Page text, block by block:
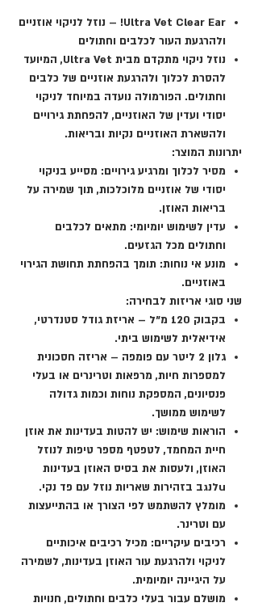
Ultra Vet Clear Ear! – נוזל לניקוי אוזניים
ולהרגעת העור לכלבים וחתולים
נוזל ניקוי מתקדם מבית Ultra Vet, המיועד
להסרת לכלוך ולהרגעת אוזניים של כלבים
וחתולים. הפורמולה נועדה במיוחד לניקוי
יסודי ועדין של האוזניים, להפחתת גירויים
ולהשארת האוזניים נקיות ובריאות.
יתרונות המוצר:
מסיר לכלוך ומרגיע גירויים: מסייע בניקוי
יסודי של אוזניים מלוכלכות, תוך שמירה על
בריאות האוזן.
עדין לשימוש יומיומי: מתאים לכלבים
וחתולים מכל הגזעים.
מונע אי נוחות: תומך בהפחתת תחושת הגירוי
באוזניים.
שני סוגי אריזות לבחירה:
בקבוק 120 מ"ל
– אריזת גודל סטנדרטי,
אידיאלית לשימוש ביתי.
גלון 2 ליטר עם פומפה
– אריזה חסכונית
למספרות חיות, מרפאות וטרינרים או בעלי
פנסיונים, המספקת נוחות וכמות גדולה
לשימוש ממושך.
הוראות שימוש: יש להטות בעדינות את אוזן
חיית המחמד, לטפטף מספר טיפות לנוזל
האוזן, ולעסות את בסיס האוזן בעדינות
uלנגב בזהירות שאריות נוזל עם פד נקי.
מומלץ להשתמש לפי הצורך או בהתייעצות
עם וטרינר.
רכיבים עיקריים: מכיל רכיבים איכותיים
לניקוי ולהרגעת עור האוזן בעדינות, לשמירה
על היגיינה יומיומית.
מושלם עבור בעלי כלבים וחתולים, חנויות